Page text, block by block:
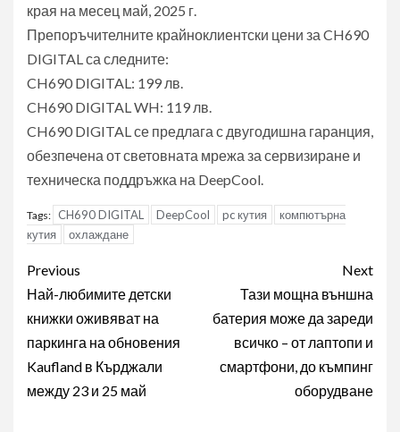
края на месец май, 2025 г.
Препоръчителните крайноклиентски цени за CH690
DIGITAL са следните:
CH690 DIGITAL: 199 лв.
CH690 DIGITAL WH: 119 лв.
CH690 DIGITAL се предлага с двугодишна гаранция,
обезпечена от световната мрежа за сервизиране и
техническа поддръжка на DeepCool.
Tags: CH690 DIGITAL DeepCool pc кутия
компютърна
кутия
охлаждане
Post
navigation
Previous
Най-любимите детски
книжки оживяват на
паркинга на обновения
Kaufland в Кърджали
между 23 и 25 май
Next
Тази мощна външна
батерия може да зареди
всичко – от лаптопи и
смартфони, до къмпинг
оборудване